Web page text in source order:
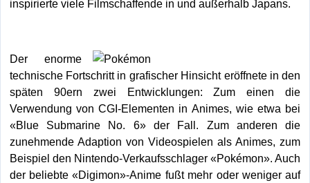
inspirierte viele Filmschaffende in und außerhalb Japans.
Der enorme
technische Fortschritt in grafischer Hinsicht eröffnete in den
späten 90ern zwei Entwicklungen: Zum einen die
Verwendung von CGI-Elementen in Animes, wie etwa bei
«Blue Submarine No. 6» der Fall. Zum anderen die
zunehmende Adaption von Videospielen als Animes, zum
Beispiel den Nintendo-Verkaufsschlager «Pokémon». Auch
der beliebte «Digimon»-Anime fußt mehr oder weniger auf